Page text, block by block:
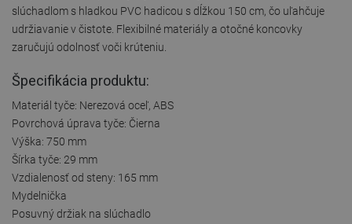
slúchadlom s hladkou PVC hadicou s dĺžkou 150 cm, čo uľahčuje
udržiavanie v čistote. Flexibilné materiály a otočné koncovky
zaručujú odolnosť voči krúteniu.
Špecifikácia produktu:
Materiál tyče: Nerezová oceľ, ABS
Povrchová úprava tyče: Čierna
Výška: 750 mm
Šírka tyče: 29 mm
Vzdialenosť od steny: 165 mm
Mydelnička
Posuvný držiak na slúchadlo